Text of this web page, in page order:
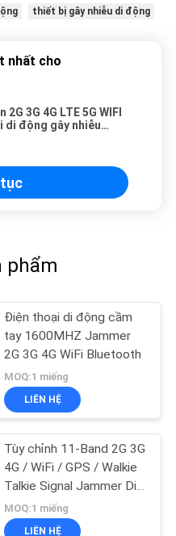
thiết bị gây nhiễu di động
nhất cho
2G 3G 4G LTE 5G WIFI
di động gây nhiễu
phẩm
Điện thoại di động cầm
tay 1600MHZ Jammer
2G 3G 4G WiFi Bluetooth
MOQ:1 miếng
LIÊN HỆ
Tùy chỉnh 11-Band 2G 3G
4G / WiFi / GPS / Walkie
Talkie Signal Jammer Di
động 60W Lượng cao
MOQ:1 miếng
LIÊN HỆ